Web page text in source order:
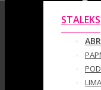
STALEKS